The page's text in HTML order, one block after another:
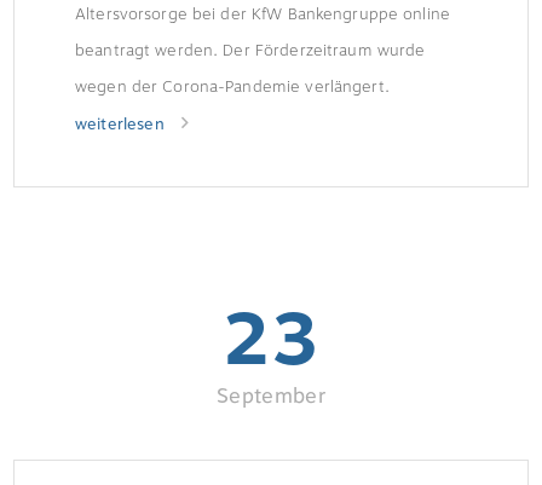
Altersvorsorge bei der KfW Bankengruppe online
beantragt werden. Der Förderzeitraum wurde
wegen der Corona-Pandemie verlängert.
Förderung wurde gut angenommen Bislang
dem Baukindergeld gefördert, zwei Drittel von
weiterlesen
23
September